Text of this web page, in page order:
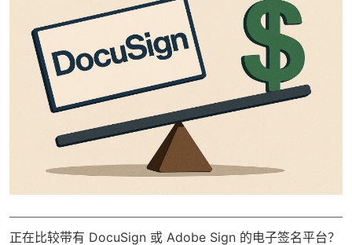
正在比较带有 DocuSign 或 Adobe Sign 的电子签名平台？